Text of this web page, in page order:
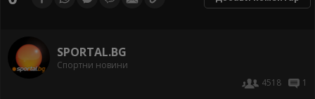
SPORTAL.BG
Спортни новини
4518
1